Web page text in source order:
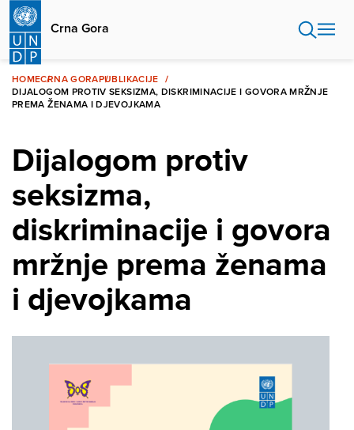
Skip
main
content
Crna Gora
HOMECRNA GORAPUBLIKACIJE
DIJALOGOM PROTIV SEKSIZMA, DISKRIMINACIJE I GOVORA MRŽNJE
PREMA ŽENAMA I DJEVOJKAMA
Dijalogom protiv
seksizma,
diskriminacije i govora
mržnje prema ženama
i djevojkama